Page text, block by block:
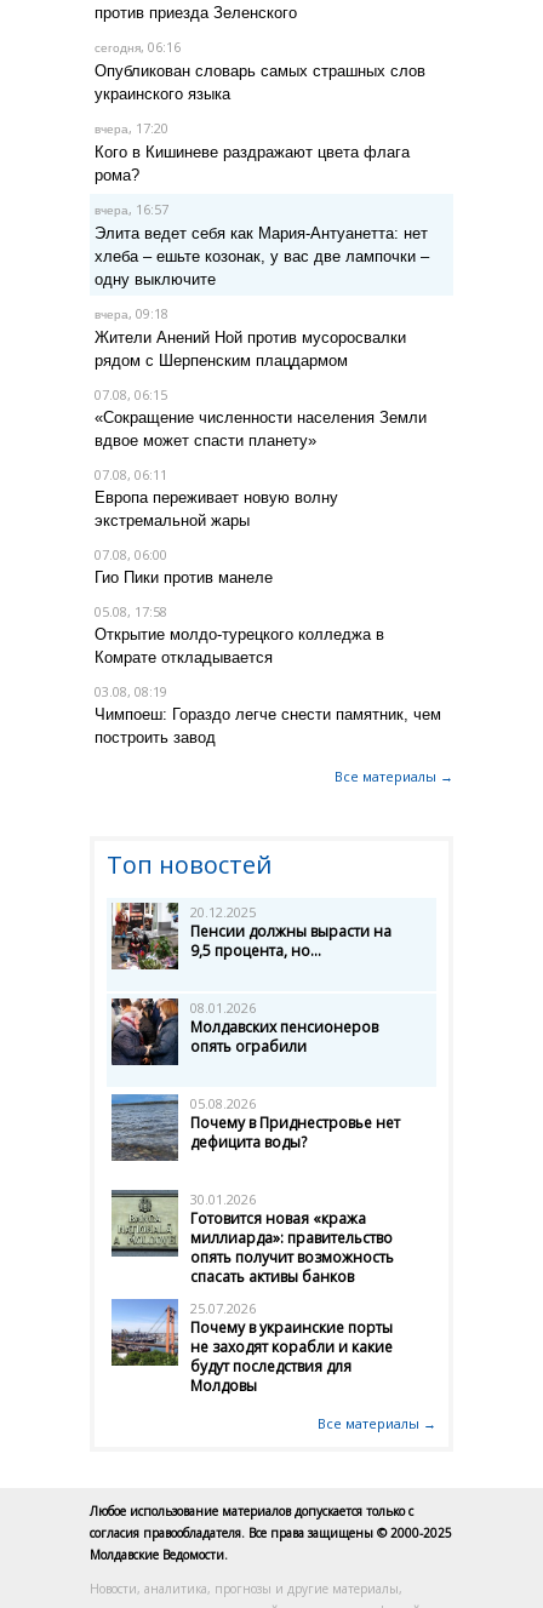
против приезда Зеленского
сегодня, 06:16
Опубликован словарь самых страшных слов
украинского языка
вчера, 17:20
Кого в Кишиневе раздражают цвета флага
рома?
вчера, 16:57
Элита ведет себя как Мария-Антуанетта: нет
хлеба – ешьте козонак, у вас две лампочки –
одну выключите
вчера, 09:18
Жители Анений Ной против мусоросвалки
рядом с Шерпенским плацдармом
07.08, 06:15
«Сокращение численности населения Земли
вдвое может спасти планету»
07.08, 06:11
Европа переживает новую волну
экстремальной жары
07.08, 06:00
Гио Пики против манеле
05.08, 17:58
Открытие молдо-турецкого колледжа в
Комрате откладывается
03.08, 08:19
Чимпоеш: Гораздо легче снести памятник, чем
построить завод
Все материалы →
Топ новостей
20.12.2025
Пенсии должны вырасти на
9,5 процента, но...
08.01.2026
Молдавских пенсионеров
опять ограбили
05.08.2026
Почему в Приднестровье нет
дефицита воды?
30.01.2026
Готовится новая «кража
миллиарда»: правительство
опять получит возможность
спасать активы банков
25.07.2026
Почему в украинские порты
не заходят корабли и какие
будут последствия для
Молдовы
Все материалы →
Любое использование материалов допускается только с
согласия правообладателя. Все права защищены © 2000-2025
Молдавские Ведомости.
Новости, аналитика, прогнозы и другие материалы,